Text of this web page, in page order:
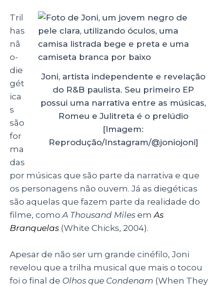
Joni, artista independente e revelação
do R&B paulista. Seu primeiro EP
possui uma narrativa entre as músicas,
Romeu e Julitreta é o prelúdio
[Imagem:
Reprodução/Instagram/@joniojoni]
Tril
has
nã
o-
die
gét
ica
s
são
for
ma
das
por músicas que são parte da narrativa e que
os personagens não ouvem. Já as diegéticas
são aquelas que fazem parte da realidade do
filme, como A Thousand Miles em As
Branquelas (White Chicks, 2004).
Apesar de não ser um grande cinéfilo, Joni
revelou que a trilha musical que mais o tocou
foi o final de Olhos que Condenam (When They